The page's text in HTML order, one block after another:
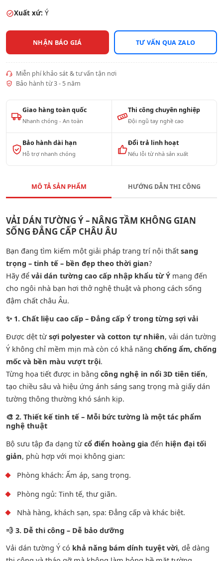
Xuất xứ: Ý
NHẬN BÁO GIÁ TƯ VẤN QUA ZALO
Miễn phí khảo sát & tư vấn tận nơi
Bảo hành từ 3 - 5 năm
Giao hàng toàn quốc
Nhanh chóng - An toàn
Thi công chuyên nghiệp
Đội ngũ tay nghề cao
Bảo hành dài hạn
Hỗ trợ nhanh chóng
Đổi trả linh hoạt
Nếu lỗi từ nhà sản xuất
MÔ TẢ SẢN PHẨM HƯỚNG DẪN THI CÔNG
VẢI DÁN TƯỜNG Ý – NÂNG TẦM KHÔNG GIAN
SỐNG ĐẲNG CẤP CHÂU ÂU
Bạn đang tìm kiếm một giải pháp trang trí nội thất sang
trọng – tinh tế – bền đẹp theo thời gian?
Hãy để vải dán tường cao cấp nhập khẩu từ Ý mang đến
cho ngôi nhà bạn hơi thở nghệ thuật và phong cách sống
đậm chất châu Âu.
✨ 1. Chất liệu cao cấp – Đẳng cấp Ý trong từng sợi vải
Được dệt từsợi polyester và cotton tự nhiên, vải dán tường
Ý không chỉ mềm mịn mà còn có khả năng chống ẩm, chống
mốc và bền màu vượt trội.
Từng họa tiết được in bằng công nghệ in nổi 3D tiên tiến,
tạo chiều sâu và hiệu ứng ánh sáng sang trọng mà giấy dán
tường thông thường khó sánh kịp.
🎨 2. Thiết kế tinh tế – Mỗi bức tường là một tác phẩm
nghệ thuật
Bộ sưu tập đa dạng từcổ điển hoàng gia đến hiện đại tối
giản, phù hợp với mọi không gian:
Phòng khách: Ấm áp, sang trọng.
Phòng ngủ: Tinh tế, thư giãn.
Nhà hàng, khách sạn, spa: Đẳng cấp và khác biệt.
💨 3. Dễ thi công – Dễ bảo dưỡng
Vải dán tường Ý có khả năng bám dính tuyệt vời, dễ dàng